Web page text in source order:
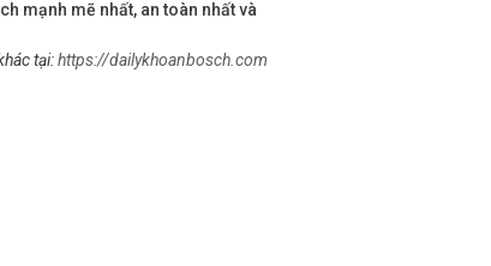
mạnh mẽ nhất, an toàn nhất và
tại:https://dailykhoanbosch.com